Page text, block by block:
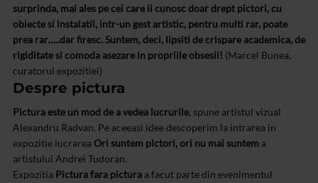
surprinda, mai ales pe cei care ii cunosc doar drept pictori, cu
obiecte si instalatii, intr-un gest artistic, pentru multi rar, poate
prea rar…..dar firesc. Suntem, deci, lipsiti de crispare academica, de
rigiditate si comoda asezare in propriile obsesii! (Marcel Bunea,
curatorul expozitiei)
Despre pictura
Pictura este un mod de a vedea lucrurile, spune artistul vizual
Alexandru Radvan. Pe aceeasi idee descoperim la intrarea in
expozitie lucrarea Ori suntem pictori, ori nu mai suntem a
artistului Andrei Tudoran.
Expozitia Pictura fara pictura a facut parte din evenimentul